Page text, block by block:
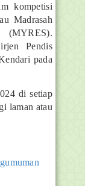
kompetisi
Madrasah
(MYRES).
Pendis
pada
di setiap
laman atau